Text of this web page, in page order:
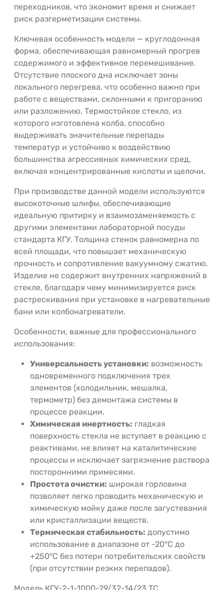
переходников, что экономит время и снижает
риск разгерметизации системы.
Ключевая особенность модели — круглодонная
форма, обеспечивающая равномерный прогрев
содержимого и эффективное перемешивание.
Отсутствие плоского дна исключает зоны
локального перегрева, что особенно важно при
работе с веществами, склонными к пригоранию
или разложению. Термостойкое стекло, из
которого изготовлена колба, способно
выдерживать значительные перепады
температур и устойчиво к воздействию
большинства агрессивных химических сред,
включая концентрированные кислоты и щелочи.
При производстве данной модели используются
высокоточные шлифы, обеспечивающие
идеальную притирку и взаимозаменяемость с
другими элементами лабораторной посуды
стандарта КГУ. Толщина стенок равномерна по
всей площади, что повышает механическую
прочность и сопротивление вакуумному сжатию.
Изделие не содержит внутренних напряжений в
стекле, благодаря чему минимизируется риск
растрескивания при установке в нагревательные
бани или колбонагреватели.
Особенности, важные для профессионального
использования:
Универсальность установки: возможность
одновременного подключения трех
элементов (холодильник, мешалка,
термометр) без демонтажа системы в
процессе реакции.
Химическая инертность: гладкая
поверхность стекла не вступает в реакцию с
реактивами, не влияет на каталитические
процессы и исключает загрязнение раствора
посторонними примесями.
Простота очистки: широкая горловина
позволяет легко проводить механическую и
химическую мойку даже после загустевания
или кристаллизации веществ.
Термическая стабильность: допустимо
использование в диапазоне от -20°C до
+250°C без потери потребительских свойств
(при отсутствии резких перепадов).
Модель КГУ-2-1-1000-29/32-14/23 ТС